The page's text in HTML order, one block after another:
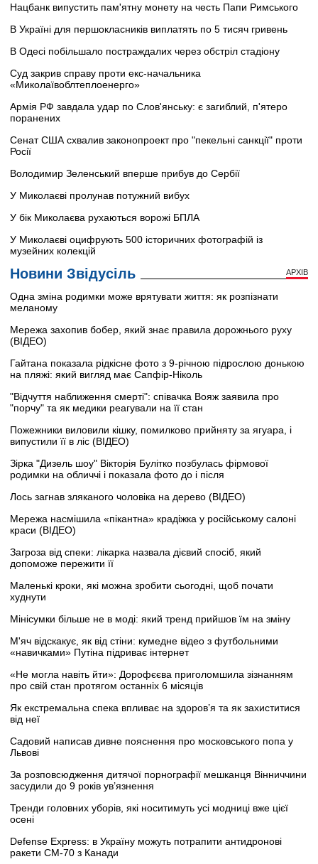
Нацбанк випустить пам'ятну монету на честь Папи Римського
В Україні для першокласників виплатять по 5 тисяч гривень
В Одесі побільшало постраждалих через обстріл стадіону
Суд закрив справу проти екс-начальника
«Миколаївоблтеплоенерго»
Армія РФ завдала удар по Слов'янську: є загиблий, п'ятеро
поранених
Сенат США схвалив законопроект про "пекельні санкції" проти
Росії
Володимир Зеленський вперше прибув до Сербії
У Миколаєві пролунав потужний вибух
У бік Миколаєва рухаються ворожі БПЛА
У Миколаєві оцифрують 500 історичних фотографій із
музейних колекцій
Новини Звідусіль АРХІВ
Одна зміна родимки може врятувати життя: як розпізнати
меланому
Мережа захопив бобер, який знає правила дорожнього руху
(ВІДЕО)
Гайтана показала рідкісне фото з 9-річною підрослою донькою
на пляжі: який вигляд має Сапфір-Ніколь
"Відчуття наближення смерті": співачка Вояж заявила про
"порчу" та як медики реагували на її стан
Пожежники виловили кішку, помилково прийняту за ягуара, і
випустили її в ліс (ВІДЕО)
Зірка "Дизель шоу" Вікторія Булітко позбулась фірмової
родимки на обличчі і показала фото до і після
Лось загнав зляканого чоловіка на дерево (ВІДЕО)
Мережа насмішила «пікантна» крадіжка у російському салоні
краси (ВІДЕО)
Загроза від спеки: лікарка назвала дієвий спосіб, який
допоможе пережити її
Маленькі кроки, які можна зробити сьогодні, щоб почати
худнути
Мінісумки більше не в моді: який тренд прийшов їм на зміну
М'яч відскакує, як від стіни: кумедне відео з футбольними
«навичками» Путіна підриває інтернет
«Не могла навіть йти»: Дорофєєва приголомшила зізнанням
про свій стан протягом останніх 6 місяців
Як екстремальна спека впливає на здоров’я та як захиститися
від неї
Садовий написав дивне пояснення про московського попа у
Львові
За розповсюдження дитячої порнографії мешканця Вінниччини
засудили до 9 років ув’язнення
Тренди головних уборів, які носитимуть усі модниці вже цієї
осені
Defense Express: в Україну можуть потрапити антидронові
ракети CM-70 з Канади